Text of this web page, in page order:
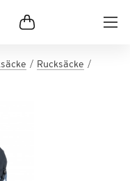
Rucksäcke